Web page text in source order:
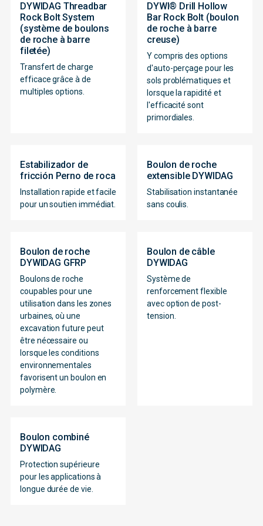
DYWIDAG Threadbar
Rock Bolt System
(système de boulons
de roche à barre
filetée)
Transfert de charge
efficace grâce à de
multiples options.
DYWI® Drill Hollow
Bar Rock Bolt (boulon
de roche à barre
creuse)
Y compris des options
d'auto-perçage pour les
sols problématiques et
lorsque la rapidité et
l'efficacité sont
primordiales.
Estabilizador de
fricción Perno de roca
Installation rapide et facile
pour un soutien immédiat.
Boulon de roche
extensible DYWIDAG
Stabilisation instantanée
sans coulis.
Boulon de roche
DYWIDAG GFRP
Boulons de roche
coupables pour une
utilisation dans les zones
urbaines, où une
excavation future peut
être nécessaire ou
lorsque les conditions
environnementales
favorisent un boulon en
polymère.
Boulon de câble
DYWIDAG
Système de
renforcement flexible
avec option de post-
tension.
Boulon combiné
DYWIDAG
Protection supérieure
pour les applications à
longue durée de vie.